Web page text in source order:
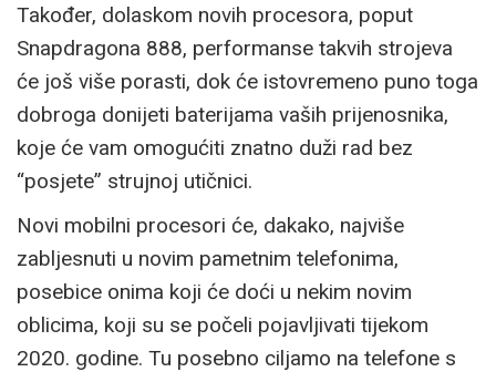
Također, dolaskom novih procesora, poput
Snapdragona 888, performanse takvih strojeva
će još više porasti, dok će istovremeno puno toga
dobroga donijeti baterijama vaših prijenosnika,
koje će vam omogućiti znatno duži rad bez
“posjete” strujnoj utičnici.
Novi mobilni procesori će, dakako, najviše
zabljesnuti u novim pametnim telefonima,
posebice onima koji će doći u nekim novim
oblicima, koji su se počeli pojavljivati tijekom
2020. godine. Tu posebno ciljamo na telefone s